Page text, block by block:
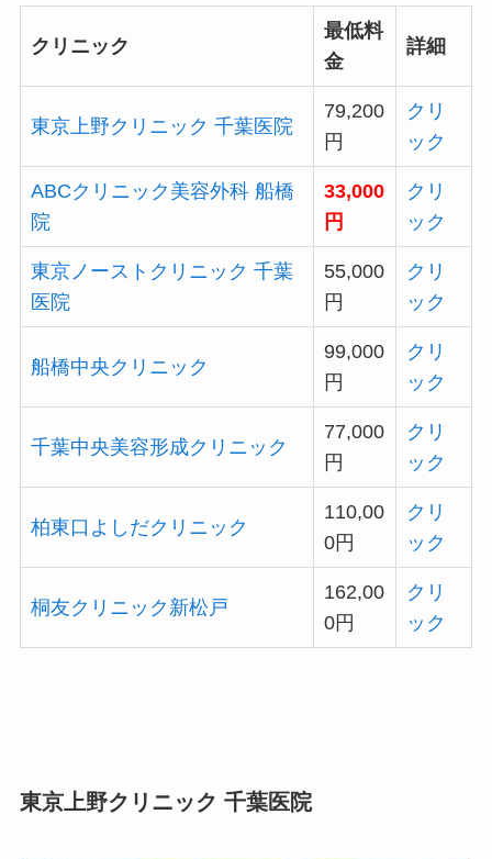
クリニック
最低料
金
詳細
東京上野クリニック 千葉医院
79,200
円
クリ
ック
ABCクリニック美容外科 船橋
院
33,000
円
クリ
ック
東京ノーストクリニック 千葉
医院
55,000
円
クリ
ック
船橋中央クリニック
99,000
円
クリ
ック
千葉中央美容形成クリニック
77,000
円
クリ
ック
柏東口よしだクリニック
110,00
0円
クリ
ック
桐友クリニック新松戸
162,00
0円
クリ
ック
東京上野クリニック 千葉医院